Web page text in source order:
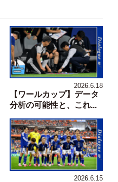
2026.6.18
【ワールカップ】データ
分析の可能性と、これ...
2026.6.15